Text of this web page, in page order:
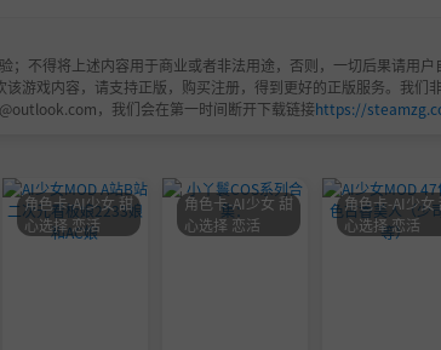
；不得将上述内容用于商业或者非法用途，否则，一切后果请用
游戏内容，请支持正版，购买注册，得到更好的正版服务。我们
，我们会在第一时间断开下载链接https://
角色卡-AI少女 甜
心选择 恋活
角色卡-AI少女 甜
心选择 恋活
角色卡-AI少女
心选择 恋活